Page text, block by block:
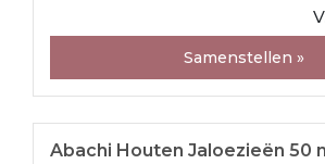
Samenstellen »
Abachi Houten Jaloezieën 50